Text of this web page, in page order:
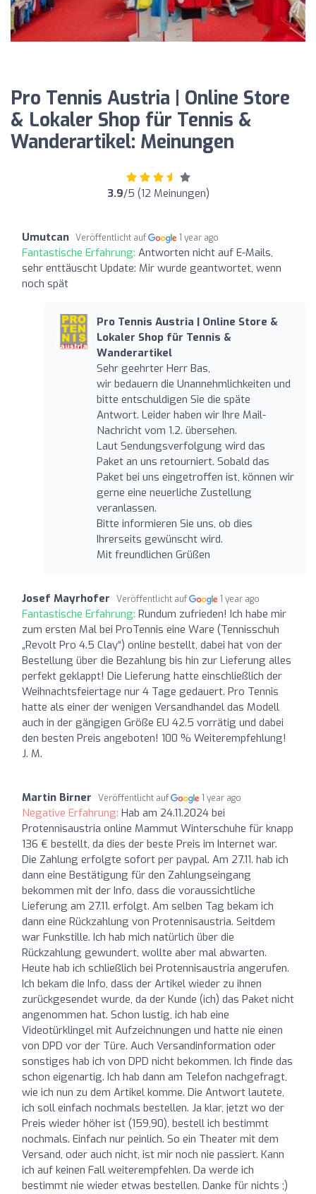
Pro Tennis Austria | Online Store
& Lokaler Shop für Tennis &
Wanderartikel: Meinungen
3.9/5 (12 Meinungen)
Umutcan Veröffentlicht auf 1 year ago
Fantastische Erfahrung: Antworten nicht auf E-Mails,
sehr enttäuscht Update: Mir wurde geantwortet, wenn
noch spät
Pro Tennis Austria | Online Store &
Lokaler Shop für Tennis &
Wanderartikel
Sehr geehrter Herr Bas,
wir bedauern die Unannehmlichkeiten und
bitte entschuldigen Sie die späte
Antwort. Leider haben wir Ihre Mail-
Nachricht vom 1.2. übersehen.
Laut Sendungsverfolgung wird das
Paket an uns retourniert. Sobald das
Paket bei uns eingetroffen ist, können wir
gerne eine neuerliche Zustellung
veranlassen.
Bitte informieren Sie uns, ob dies
Ihrerseits gewünscht wird.
Mit freundlichen Grüßen
Josef Mayrhofer Veröffentlicht auf 1 year ago
Fantastische Erfahrung: Rundum zufrieden! Ich habe mir
zum ersten Mal bei ProTennis eine Ware (Tennisschuh
„Revolt Pro 4.5 Clay“) online bestellt, dabei hat von der
Bestellung über die Bezahlung bis hin zur Lieferung alles
perfekt geklappt! Die Lieferung hatte einschließlich der
Weihnachtsfeiertage nur 4 Tage gedauert. Pro Tennis
hatte als einer der wenigen Versandhandel das Modell
auch in der gängigen Größe EU 42.5 vorrätig und dabei
den besten Preis angeboten! 100 % Weiterempfehlung!
J. M.
Martin Birner Veröffentlicht auf 1 year ago
Negative Erfahrung: Hab am 24.11.2024 bei
Protennisaustria online Mammut Winterschuhe für knapp
136 € bestellt, da dies der beste Preis im Internet war.
Die Zahlung erfolgte sofort per paypal. Am 27.11. hab ich
dann eine Bestätigung für den Zahlungseingang
bekommen mit der Info, dass die voraussichtliche
Lieferung am 27.11. erfolgt. Am selben Tag bekam ich
dann eine Rückzahlung von Protennisaustria. Seitdem
war Funkstille. Ich hab mich natürlich über die
Rückzahlung gewundert, wollte aber mal abwarten.
Heute hab ich schließlich bei Protennisaustria angerufen.
Ich bekam die Info, dass der Artikel wieder zu ihnen
zurückgesendet wurde, da der Kunde (ich) das Paket nicht
angenommen hat. Schon lustig, ich hab eine
Videotürklingel mit Aufzeichnungen und hatte nie einen
von DPD vor der Türe. Auch Versandinformation oder
sonstiges hab ich von DPD nicht bekommen. Ich finde das
schon eigenartig. Ich hab dann am Telefon nachgefragt,
wie ich nun zu dem Artikel komme. Die Antwort lautete,
ich soll einfach nochmals bestellen. Ja klar, jetzt wo der
Preis wieder höher ist (159,90), bestell ich bestimmt
nochmals. Einfach nur peinlich. So ein Theater mit dem
Versand, oder auch nicht, ist mir noch nie passiert. Kann
ich auf keinen Fall weiterempfehlen. Da werde ich
bestimmt nie wieder etwas bestellen. Danke für nichts ;)